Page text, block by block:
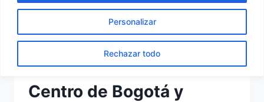
Personalizar
Rechazar todo
COLOMBIA
Centro de Bogotá y